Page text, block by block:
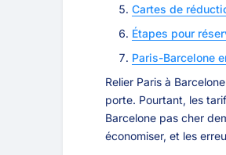
Cartes de
Étapes pour
Paris-Barcelone
Relier Paris à
porte. Pourtant, les
Barcelone pas cher
économiser, et les